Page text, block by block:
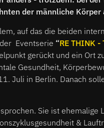
der männliche Körper
auf das die beiden
Eventserie “RE THINK
gerückt und ein Ort
Gesundheit,
Juli in Berlin. Danach
Sie ist ehemalige
&